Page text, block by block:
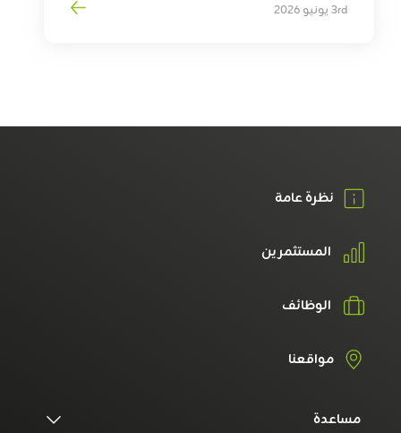
3rd يونيو 2026
نظرة عامة
المستثمرين
الوظائف
مواقعنا
مساعدة